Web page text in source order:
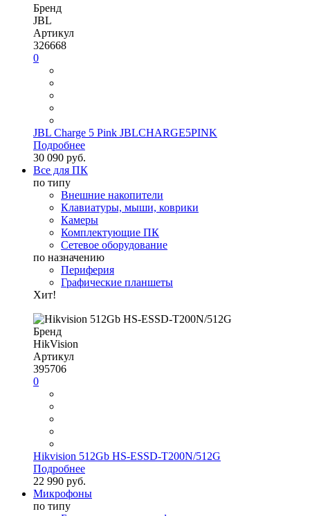
Бренд
JBL
Артикул
326668
0
JBL Charge 5 Pink JBLCHARGE5PINK
Подробнее
30 090 руб.
Все для ПК
по типу
Внешние накопители
Клавиатуры, мыши, коврики
Камеры
Комплектующие ПК
Сетевое оборудование
по назначению
Периферия
Графические планшеты
Хит!
Бренд
HikVision
Артикул
395706
0
Hikvision 512Gb HS-ESSD-T200N/512G
Подробнее
22 990 руб.
Микрофоны
по типу